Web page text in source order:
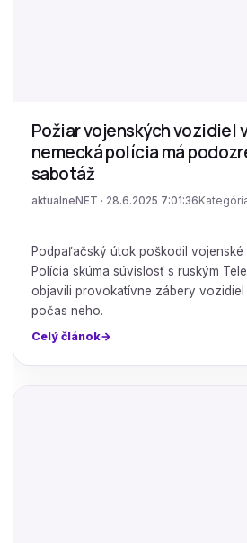
Požiar vojenských vozidiel
nemecká polícia má
sabotáž
aktualneNET · 28.6.2025 7:01:36
Podpaľačský útok poškodil
Polícia skúma súvislosť s ruským
objavili provokatívne zábery vozidiel
počas neho.
Celý článok